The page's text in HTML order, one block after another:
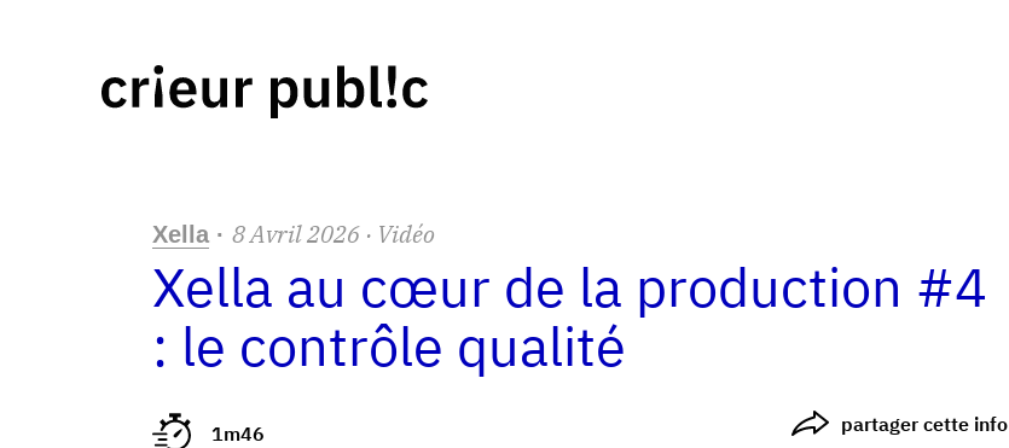
Xella · 8Avril2026 · Vidéo
Xella au cœur de la production #4
: le contrôle qualité
1m46 partager cette info